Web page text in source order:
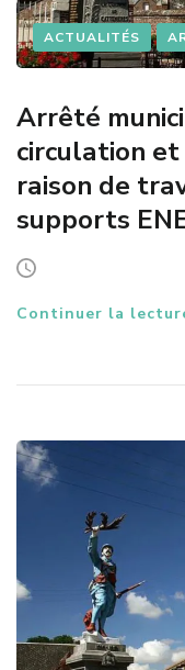
ACTUALITÉS
Arrêté
circulation
raison de
supports
Continuer la